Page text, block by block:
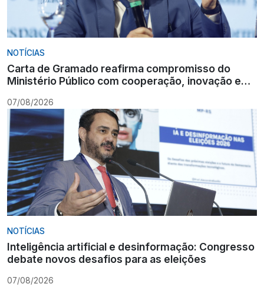
NOTÍCIAS
Carta de Gramado reafirma compromisso do
Ministério Público com cooperação, inovação e
07/08/2026
NOTÍCIAS
Inteligência artificial e desinformação: Congresso
debate novos desafios para as eleições
07/08/2026